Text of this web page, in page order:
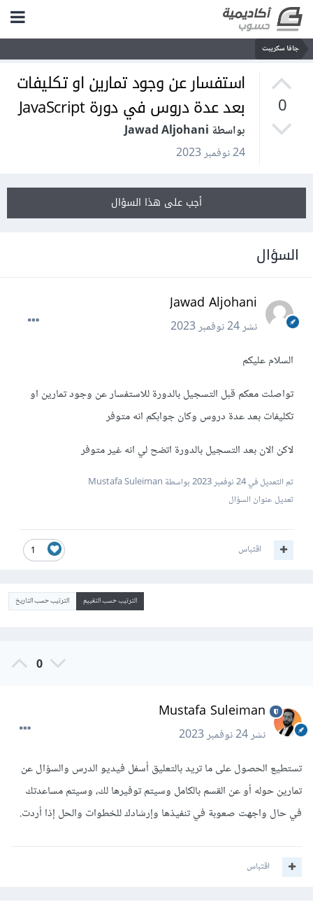
جافا سكريبت
0
استفسار عن وجود تمارين او تكليفات
بعد عدة دروس في دورة JavaScript
بواسطة Jawad Aljohani
24 نوفمبر 2023
أجب على هذا السؤال
السؤال
Jawad Aljohani
نشر24 نوفمبر 2023
السلام عليكم
تواصلت معكم قبل التسجيل بالدورة للاستفسار عن وجود تمارين او
تكليفات بعد عدة دروس وكان جوابكم انه متوفر
لاكن الان بعد التسجيل بالدورة اتضح لي انه غير متوفر
تم التعديل في24 نوفمبر 2023
بواسطة Mustafa Suleiman
تعديل عنوان السؤال
1 اقتباس
الترتيب حسب التقييم الترتيب حسب التاريخ
0
Mustafa Suleiman
نشر24 نوفمبر 2023
تستطيع الحصول على ما تريد بالتعليق أسفل فيديو الدرس والسؤال عن
تمارين حوله أو عن القسم بالكامل وسيتم توفيرها لك، وسيتم مساعدتك
في حال واجهت صعوبة في تنفيذها وإرشادك للخطوات والحل إذا أردت.
اقتباس